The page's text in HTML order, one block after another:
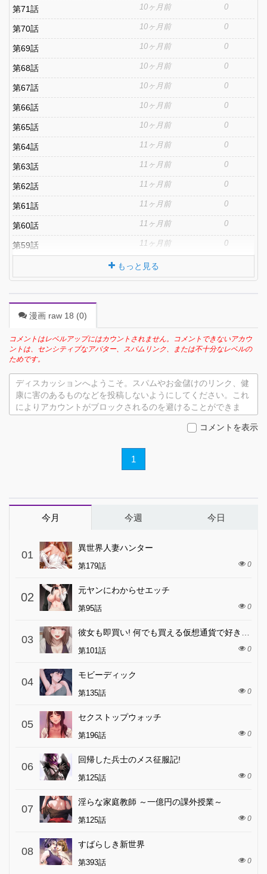
第71話 10ヶ月前 0
第70話 10ヶ月前 0
第69話 10ヶ月前 0
第68話 10ヶ月前 0
第67話 10ヶ月前 0
第66話 10ヶ月前 0
第65話 10ヶ月前 0
第64話 11ヶ月前 0
第63話 11ヶ月前 0
第62話 11ヶ月前 0
第61話 11ヶ月前 0
第60話 11ヶ月前 0
第59話 11ヶ月前 0
もっと見る
漫画 raw 18 (0)
コメントはレベルアップにはカウントされません。コメントできないアカウ
ントは、センシティブなアバター、スパムリンク、または不十分なレベルの
ためです。
ディスカッションへようこそ。スパムやお金儲けのリンク、健
康に害のあるものなどを投稿しないようにしてください。これ
によりアカウントがブロックされるのを避けることができま
コメントを表示
1
今月 今週 今日
01
異世界人妻ハンター
第179話 0
02
元ヤンにわからせエッチ
第95話 0
03
第101話 0
04
モビーディック
第135話 0
05
セクストップウォッチ
第196話 0
06
回帰した兵士のメス征服記!
第125話 0
07
淫らな家庭教師 ～一億円の課外授業～
第125話 0
08
すばらしき新世界
第393話 0